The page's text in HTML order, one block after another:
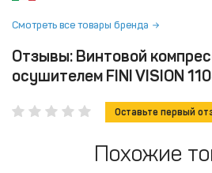
Смотреть все товары бренда
Отзывы: Винтовой
осушителем FINI VISION
Оставьте первый
Похожие